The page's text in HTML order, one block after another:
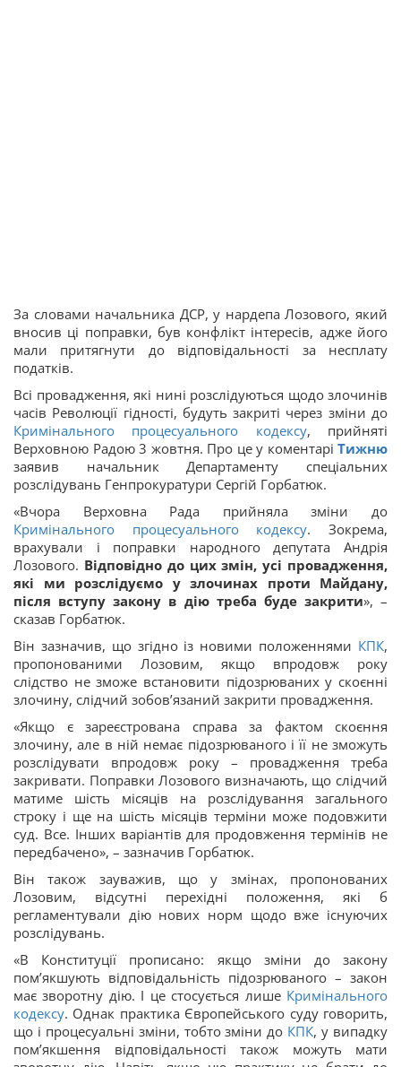
За словами начальника ДСР, у нардепа Лозового, який
вносив ці поправки, був конфлікт інтересів, адже його
мали притягнути до відповідальності за несплату
податків.
Всі провадження, які нині розслідуються щодо злочинів
часів Революції гідності, будуть закриті через зміни до
Кримінального процесуального кодексу, прийняті
Верховною Радою 3 жовтня. Про це у коментарі Тижню
заявив начальник Департаменту спеціальних
розслідувань Генпрокуратури Сергій Горбатюк.
«Вчора Верховна Рада прийняла зміни до
Кримінального процесуального кодексу. Зокрема,
врахували і поправки народного депутата Андрія
Лозового. Відповідно до цих змін, усі провадження,
які ми розслідуємо у злочинах проти Майдану,
після вступу закону в дію треба буде закрити», –
сказав Горбатюк.
Він зазначив, що згідно із новими положеннями КПК,
пропонованими Лозовим, якщо впродовж року
слідство не зможе встановити підозрюваних у скоєнні
злочину, слідчий зобов’язаний закрити провадження.
«Якщо є зареєстрована справа за фактом скоєння
злочину, але в ній немає підозрюваного і її не зможуть
розслідувати впродовж року – провадження треба
закривати. Поправки Лозового визначають, що слідчий
матиме шість місяців на розслідування загального
строку і ще на шість місяців терміни може подовжити
суд. Все. Інших варіантів для продовження термінів не
передбачено», – зазначив Горбатюк.
Він також зауважив, що у змінах, пропонованих
Лозовим, відсутні перехідні положення, які б
регламентували дію нових норм щодо вже існуючих
розслідувань.
«В Конституції прописано: якщо зміни до закону
пом’якшують відповідальність підозрюваного – закон
має зворотну дію. І це стосується лише Кримінального
кодексу. Однак практика Європейського суду говорить,
що і процесуальні зміни, тобто зміни до КПК, у випадку
пом’якшення відповідальності також можуть мати